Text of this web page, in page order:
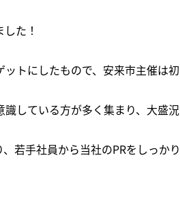
た！
トにしたもので、安来市主催は初
している方が多く集まり、大盛況
若手社員から当社のPRをしっか